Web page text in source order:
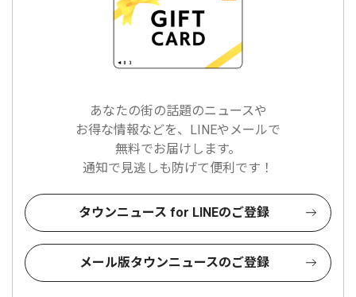
あなたの街の話題のニュースや
お得な情報などを、LINEやメールで
無料でお届けします。
通知で見逃しも防げて便利です！
タウンニュース for LINEのご登録
メール版タウンニュースのご登録